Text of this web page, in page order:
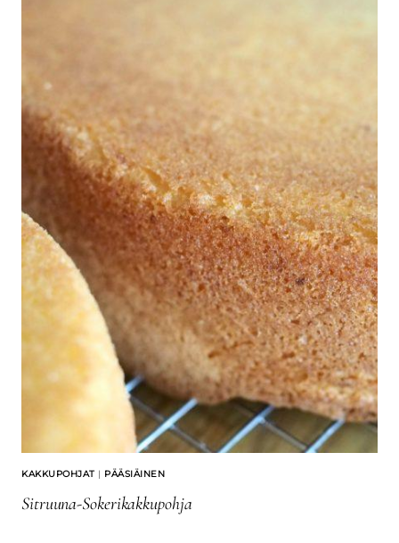
KAKKUPOHJAT | PÄÄSIÄINEN
Sitruuna-Sokerikakkupohja